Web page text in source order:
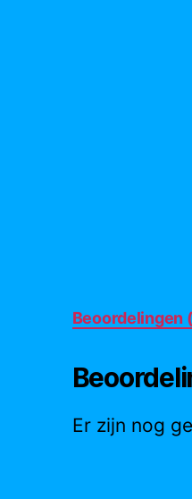
Beoordelingen
Er zijn nog